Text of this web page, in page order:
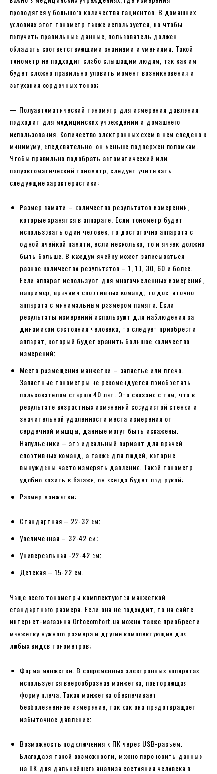
проводятся у большого количества пациентов. В домашних
условиях этот тонометр также используется, но чтобы
получить правильные данные, пользователь должен
обладать соответствующими знаниями и умениями. Такой
тонометр не подходит слабо слышащим людям, так как им
будет сложно правильно уловить момент возникновения и
затухания сердечных тонов;
— Полуавтоматический тонометр для измерения давления
подходит для медицинских учреждений и домашнего
использования. Количество электронных схем в нем сведено к
минимуму, следовательно, он меньше подвержен поломкам.
Чтобы правильно подобрать автоматический или
полуавтоматический тонометр, следует учитывать
следующие характеристики:
Размер памяти – количество результатов измерений,
которые хранятся в аппарате. Если тонометр будет
использовать один человек, то достаточно аппарата с
одной ячейкой памяти, если несколько, то и ячеек должно
быть больше. В каждую ячейку может записываться
разное количество результатов – 1, 10, 30, 60 и более.
Если аппарат используют для многочисленных измерений,
например, врачами спортивных команд, то достаточно
аппарата с минимальным размером памяти. Если
результаты измерений используют для наблюдения за
динамикой состояния человека, то следует приобрести
аппарат, который будет хранить большое количество
измерений;
Место размещения манжетки – запястье или плечо.
Запястные тонометры не рекомендуется приобретать
пользователям старше 40 лет. Это связано с тем, что в
результате возрастных изменений сосудистой стенки и
значительной удаленности места измерения от
сердечной мышцы, данные могут быть искажены.
Напульсники – это идеальный вариант для врачей
спортивных команд, а также для людей, которые
вынуждены часто измерять давление. Такой тонометр
удобно возить в багаже, он всегда будет под рукой;
Размер манжетки:
Стандартная – 22-32 см;
Увеличенная – 32-42 см;
Универсальная -22-42 см;
Детская – 15-22 см.
Чаще всего тонометры комплектуются манжеткой
стандартного размера. Если она не подходит, то на сайте
интернет-магазина Ortocomfort.ua можно также приобрести
манжетку нужного размера и другие комплектующие для
любых видов тонометров;
Форма манжетки. В современных электронных аппаратах
используется веерообразная манжетка, повторяющая
форму плеча. Такая манжетка обеспечивает
безболезненное измерение, так как она предотвращает
избыточное давление;
Возможность подключения к ПК через USB-разъем.
Благодаря такой возможности, можно переносить данные
на ПК для дальнейшего анализа состояния человека в